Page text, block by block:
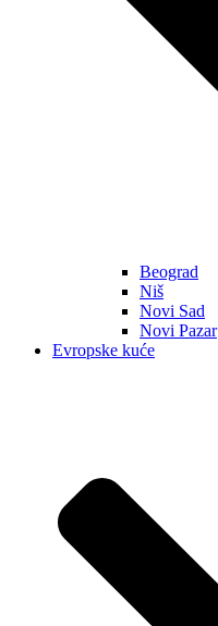
Beograd
Niš
Novi Sad
Novi Pazar
Evropske kuće